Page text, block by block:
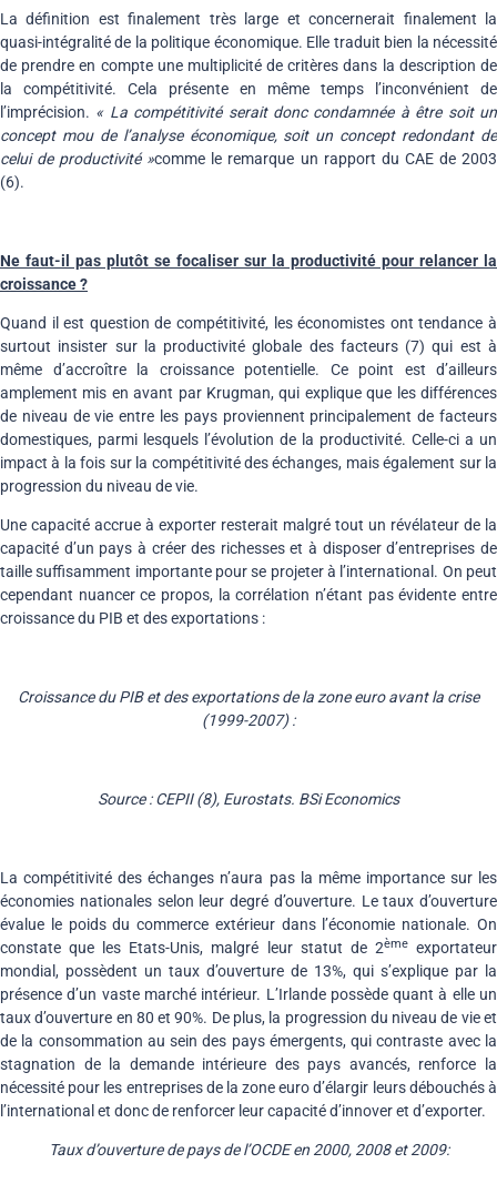
La définition est finalement très large et concernerait finalement la
quasi-intégralité de la politique économique. Elle traduit bien la nécessité
de prendre en compte une multiplicité de critères dans la description de
la compétitivité. Cela présente en même temps l’inconvénient de
l’imprécision. « La compétitivité serait donc condamnée à être soit un
concept mou de l’analyse économique, soit un concept redondant de
celui de productivité »comme le remarque un rapport du CAE de 2003
(6).
Ne faut-il pas plutôt se focaliser sur la productivité pour relancer la
croissance ?
Quand il est question de compétitivité, les économistes ont tendance à
surtout insister sur la productivité globale des facteurs (7) qui est à
même d’accroître la croissance potentielle. Ce point est d’ailleurs
amplement mis en avant par Krugman, qui explique que les différences
de niveau de vie entre les pays proviennent principalement de facteurs
domestiques, parmi lesquels l’évolution de la productivité. Celle-ci a un
impact à la fois sur la compétitivité des échanges, mais également sur la
progression du niveau de vie.
Une capacité accrue à exporter resterait malgré tout un révélateur de la
capacité d’un pays à créer des richesses et à disposer d’entreprises de
taille suffisamment importante pour se projeter à l’international. On peut
cependant nuancer ce propos, la corrélation n’étant pas évidente entre
croissance du PIB et des exportations :
Croissance du PIB et des exportations de la zone euro avant la crise
(1999-2007) :
Source : CEPII (8), Eurostats. BSi Economics
La compétitivité des échanges n’aura pas la même importance sur les
économies nationales selon leur degré d’ouverture. Le taux d’ouverture
évalue le poids du commerce extérieur dans l’économie nationale. On
constate que les Etats-Unis, malgré leur statut de 2èmeexportateur
mondial, possèdent un taux d’ouverture de 13%, qui s’explique par la
présence d’un vaste marché intérieur. L’Irlande possède quant à elle un
taux d’ouverture en 80 et 90%. De plus, la progression du niveau de vie et
de la consommation au sein des pays émergents, qui contraste avec la
stagnation de la demande intérieure des pays avancés, renforce la
nécessité pour les entreprises de la zone euro d’élargir leurs débouchés à
l’international et donc de renforcer leur capacité d’innover et d’exporter.
Taux d’ouverture de pays de l’OCDE en 2000, 2008 et 2009: